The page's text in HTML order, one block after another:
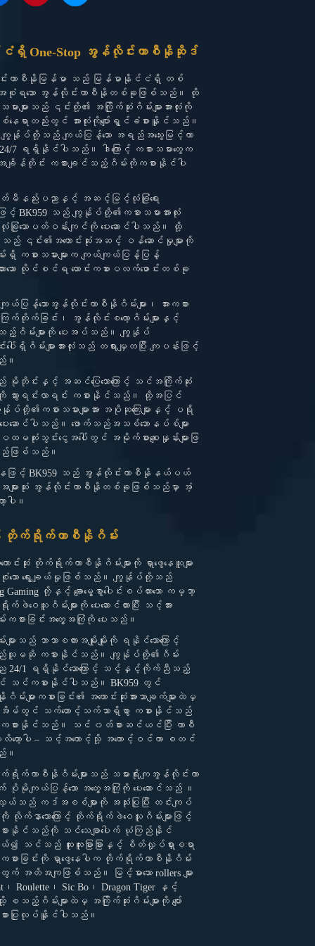
r
e
s
t
o
k
-
m
e
s
s
n
g
e
r
ငံရှိ One-Stop အွန်လိုင်းကာစီနိုဆိုဒ်
းကာစီနိုမြန်မာ သည် မြန်မာနိုင်ငံရှိ တစ်
အစုံရသော အွန်လိုင်းကာစီနိုတစ်ခုဖြစ်သည်။ ထို
ားများသည် ၎င်းတို့၏ အကြိုက်ဆုံးဂိမ်းများအားလုံးကို
စ်နေရာတည်းတွင် အားလုံးကိုပျော်ရွှင်ခံစားနိူင်သည်။
ျွန်ုပ်တို့သည် ကျယ်ပြန့်သော အရည်အသွေးမြင့်ကာ
24/7 ရရှိနိုင်ပါသည်။ ဒါကြောင့် ကစားသမားတွေက
န်တိုင်း ကစားချင်သည့်ဂိမ်းကိုကစားနိုင်ပါ
မီနည်းပညာနှင့် အဆင့်မြင့်လုံခြုံရေး
ြင့် BK959 သည် ကျွန်ုပ်တို့၏ကစားသမားအားလုံး
ခြုံသောပတ်ဝန်းကျင်ကို ပေးဆောင်ပါသည်။ ထို့
သည် ၎င်း၏အကောင်းဆုံးအဆင့် ဝန်ဆောင်မှုများကို
ကစားသမားများက ကျယ်ကျယ်ပြန့်ပြန့်
သော လိုင်စင်ရ လောင်းကစားပလက်ဖောင်းတစ်ခု
ြန့်သောအွန်လိုင်းကာစီနိုဂိမ်းများ၊ အားကစား
း၊ ကြက်တိုက်ခြင်း၊ အွန်လိုင်းစလော့ဂိမ်းများနှင့်
ဂိမ်းများကို ပေးအပ်သည်။ ကျွန်ုပ်
ါ်ရှိဂိမ်းများအားလုံးသည် တရားမျှတပြီး ကျပန်းဖြင့်
။
မိုဘိုင်းနှင့် အဆင်ပြေသောကြောင့် သင်အကြိုက်ဆုံး
ကို သွားရင်းလာရင်း ကစားနိုင်သည်။ ထို့အပြင်
တို့၏ကစားသမားများအား အပိုဆုကြေးများနှင့် ပရို
ပေးဆောင်ပါသည်။ ဖောက်သည်အသစ်ဘောနပ်စ်များ
းသွင်းငွေအပေါ်တွင် အမိုက်စားစျေးနှုန်းများဖြ
ဖြစ်သည်။
ျားအနေဖြင့် BK959 သည် အွန်လိုင်းကာစီနိုနယ်ပယ်
အများဆုံး အွန်လိုင်းကာစီနိုတစ်ခုဖြစ်သည်မှာ အံ့
ပါ။
တိုက်ရိုက်ကာစီနိုဂိမ်း
ာင်းဆုံး တိုက်ရိုက်ကာစီနိုဂိမ်းများကို ရှာဖွေနေသူများ
စုံသော ရွေးချယ်မှုဖြစ်သည်။ ကျွန်ုပ်တို့သည်
တို့နှင့် ချောမွေ့စွာပေါင်းစပ်ထားသော ကမ္ဘာ့
သူဂိမ်းများကို ပေးဆောင်ထားပြီး သင့်အား
ကစားခြင်းအတွေ့အကြုံကို ပေးသည်။
းသည် ဘာသာစကားအမျိုးမျိုးကို ရနိုင်သောကြောင့်
ည်သူမဆို ကစားနိုင်သည်။ ကျွန်ုပ်တို့၏ဂိမ်း
24/1 ရရှိနိုင်သောကြောင့် သင့်နှင့်ကိုက်ညီသည့်
သင်ကစားနိုင်ပါသည်။ BK959 တွင်
ျားကစားခြင်း၏ အကောင်းဆုံးအားသာချက်များထဲမှ
မ်တွင် သက်တောင့်သက်သာရှိစွာ ကစားနိုင်သည်
ကစားနိုင်သည်။ သင် ၀တ်စားဆင်ယင်ပြီး ကာစီ
တော့ပါ – သင့်အကောင့်သို့ အကောင့်ဝင်ကာ စတင်
။
က်ကာစီနိုဂိမ်းများသည် သမားရိုးကျအွန်လိုင်းကာ
ပိုမိုကျယ်ပြန့်သော အတွေ့အကြုံကို ပေးဆောင်သည် ။
လှယ်သည် ကဒ်အစစ်များကို အသုံးပြုပြီး တင်းကျပ်
းကို လိုက်နာသောကြောင့် တိုက်ရိုက်ဖဲဝေသူဂိမ်းများဖြင့်
စားနိုင်သည်ကို သင်သေချာပေါက် ယုံကြည်နိုင်
သင်သည် ထူးထူးခြားခြားနှင့် စိတ်လှုပ်ရှားစရာ
းကစားခြင်းကို ရှာဖွေနေပါက တိုက်ရိုက်ကာစီနိုဂိမ်း
အတိအကျဖြစ်သည်။ မြင့်မားသော rollers များ
၊ Roulette၊ Sic Bo၊ Dragon Tiger နှင့်
ကဲ့သို့ စသည့်ဂိမ်းများထဲမှ အကြိုက်ဆုံးဂိမ်းများကို ပျော်
စားပြုလုပ်နိူင်ပါသည်။